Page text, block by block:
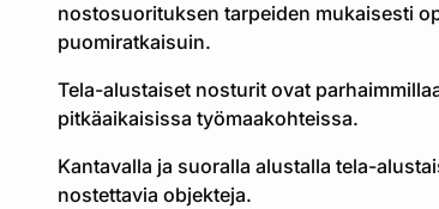
nostosuorituksen tarpeiden mukaisesti
puomiratkaisuin.
Tela-alustaiset nosturit ovat
pitkäaikaisissa työmaakohteissa.
Kantavalla ja suoralla alustalla tela-
nostettavia objekteja.